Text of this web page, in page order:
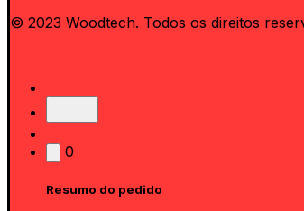
© 2023 Woodtech. Todos os direitos
0
Resumo do pedido